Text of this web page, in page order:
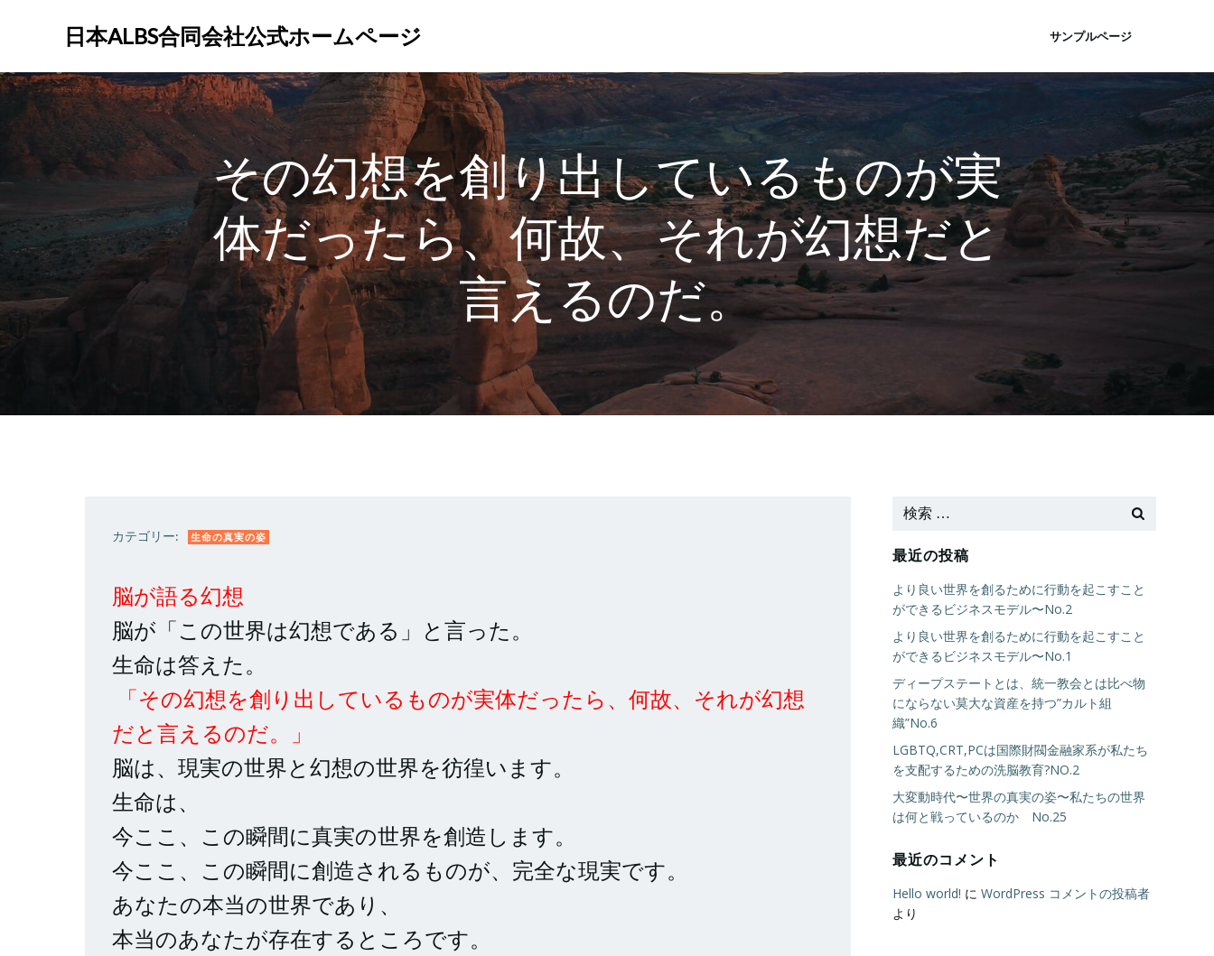
ン
ツ
ッ
日本ALBS合同会社公式ホームページ サンプルページ
その幻想を創り出しているものが実
体だったら、何故、それが幻想だと
言えるのだ。
カテゴリー: 生命の真実の姿
脳が語る幻想
脳が「この世界は幻想である」と言った。
生命は答えた。
「その幻想を創り出しているものが実体だったら、何故、それが幻想
だと言えるのだ。」
脳は、現実の世界と幻想の世界を彷徨います。
生命は、
今ここ、この瞬間に真実の世界を創造します。
今ここ、この瞬間に創造されるものが、完全な現実です。
あなたの本当の世界であり、
本当のあなたが存在するところです。
最近の投稿
より良い世界を創るために行動を起こすこと
ができるビジネスモデル〜No.2
より良い世界を創るために行動を起こすこと
ができるビジネスモデル〜No.1
ディープステートとは、統一教会とは比べ物
にならない莫大な資産を持つ”カルト組
織”No.6
LGBTQ,CRT,PCは国際財閥金融家系が私たち
を支配するための洗脳教育?NO.2
大変動時代〜世界の真実の姿〜私たちの世界
は何と戦っているのか No.25
最近のコメント
Hello world! に WordPress コメントの投稿者
より